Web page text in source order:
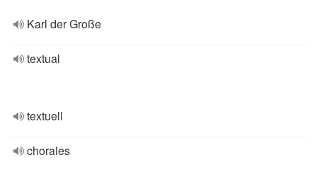
Karl der Große
textual
textuell
chorales